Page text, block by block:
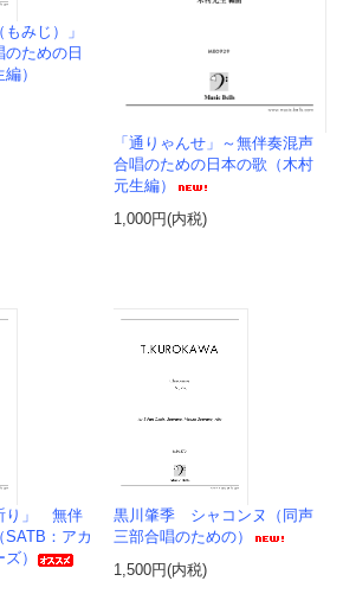
みじ）」
のための日
）
「通りゃんせ」～無伴奏混声
合唱のための日本の歌（木村
元生編）
1,000円(内税)
り」 無伴
SATB：アカ
）
黒川肇季 シャコンヌ（同声
三部合唱のための）
1,500円(内税)